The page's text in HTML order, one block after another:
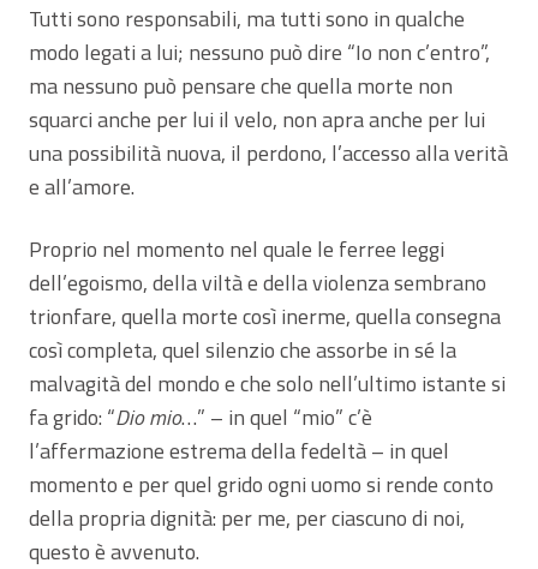
Tutti sono responsabili, ma tutti sono in qualche
modo legati a lui; nessuno può dire “Io non c’entro”,
ma nessuno può pensare che quella morte non
squarci anche per lui il velo, non apra anche per lui
una possibilità nuova, il perdono, l’accesso alla verità
e all’amore.
Proprio nel momento nel quale le ferree leggi
dell’egoismo, della viltà e della violenza sembrano
trionfare, quella morte così inerme, quella consegna
così completa, quel silenzio che assorbe in sé la
malvagità del mondo e che solo nell’ultimo istante si
fa grido: “Dio mio…” – in quel “mio” c’è
l’affermazione estrema della fedeltà – in quel
momento e per quel grido ogni uomo si rende conto
della propria dignità: per me, per ciascuno di noi,
questo è avvenuto.